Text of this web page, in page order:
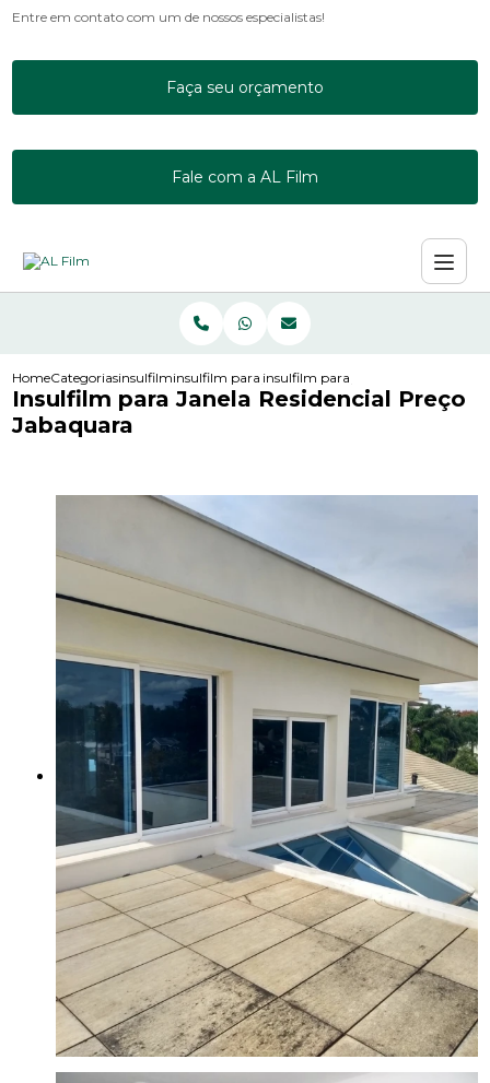
Entre em contato com um de nossos especialistas!
Faça seu orçamento
Fale com a AL Film
HomeCategoriasinsulfilminsulfilm para janela de apartamento
insulfilm para janela residencial
Insulfilm para Janela Residencial Preço
Jabaquara